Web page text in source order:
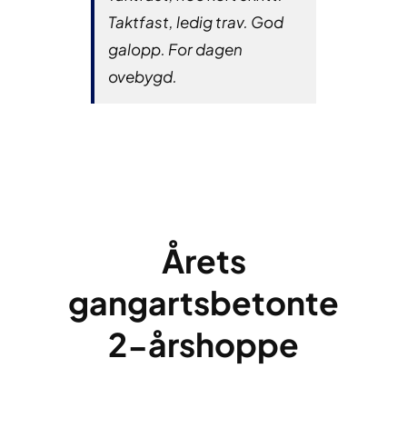
Taktfast, ledig trav. God
galopp. For dagen
ovebygd.
Årets
gangartsbetonte
2-årshoppe